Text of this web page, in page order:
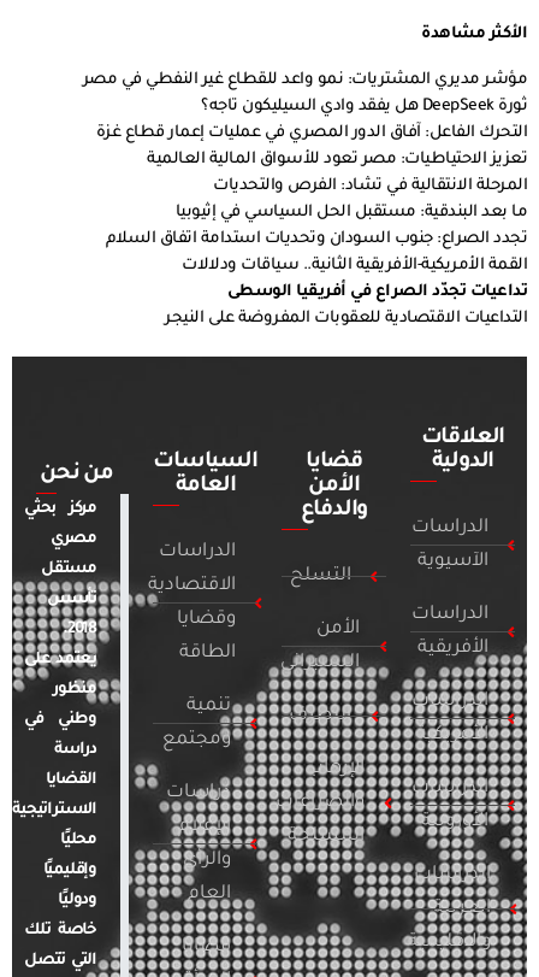
الأكثر مشاهدة
مؤشر مديري المشتريات: نمو واعد للقطاع غير النفطي في مصر
ثورة DeepSeek هل يفقد وادي السيليكون تاجه؟
التحرك الفاعل: آفاق الدور المصري في عمليات إعمار قطاع غزة
تعزيز الاحتياطيات: مصر تعود للأسواق المالية العالمية
المرحلة الانتقالية في تشاد: الفرص والتحديات
ما بعد البندقية: مستقبل الحل السياسي في إثيوبيا
تجدد الصراع: جنوب السودان وتحديات استدامة اتفاق السلام
القمة الأمريكية-الأفريقية الثانية.. سياقات ودلالات
تداعيات تجدّد الصراع في أفريقيا الوسطى
التداعيات الاقتصادية للعقوبات المفروضة على النيجر
العلاقات
الدولية
الدراسات
الآسيوية
الدراسات
الأفريقية
الدراسات
الأمريكية
الدراسات
الأوروبية
الدراسات
العربية
والإقليمية
قضايا
الأمن
والدفاع
التسلح
الأمن
السيبراني
التطرف
الإرهاب
والصراعات
المسلحة
السياسات
العامة
الدراسات
الاقتصادية
وقضايا
الطاقة
تنمية
ومجتمع
دراسات
الإعلام
والرأي
العام
قضايا
من نحن
مركز بحثي
مصري
مستقل
تأسس
2018.
يعتمد على
منظور
وطني في
دراسة
القضايا
الاستراتيجية
محليًا
وإقليميًا
ودوليًا
خاصة تلك
التي تتصل